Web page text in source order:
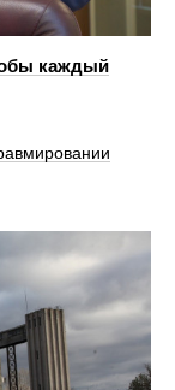
каждый